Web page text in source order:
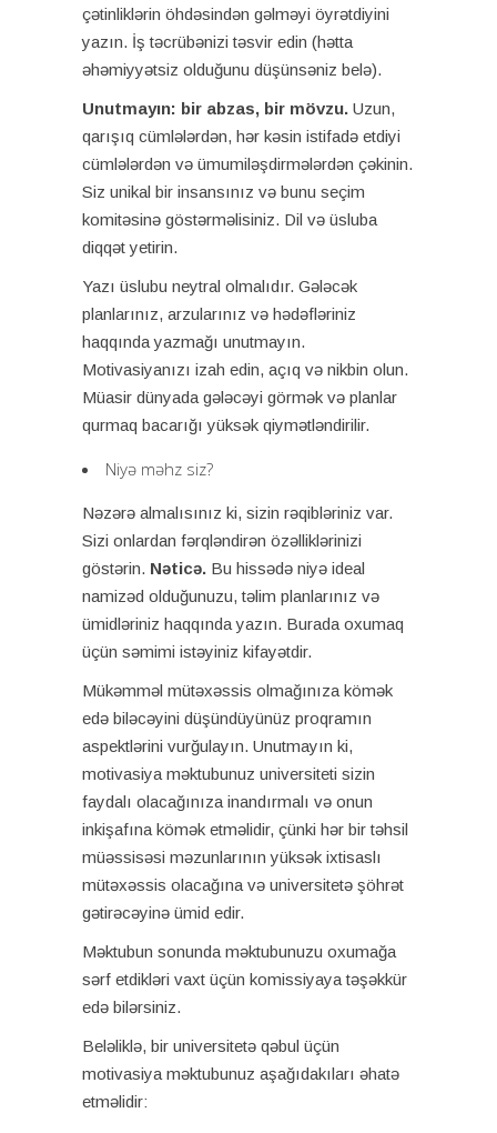
çətinliklərin öhdəsindən gəlməyi öyrətdiyini
yazın. İş təcrübənizi təsvir edin (hətta
əhəmiyyətsiz olduğunu düşünsəniz belə).
Unutmayın: bir abzas, bir mövzu. Uzun,
qarışıq cümlələrdən, hər kəsin istifadə etdiyi
cümlələrdən və ümumiləşdirmələrdən çəkinin.
Siz unikal bir insansınız və bunu seçim
komitəsinə göstərməlisiniz. Dil və üsluba
diqqət yetirin.
Yazı üslubu neytral olmalıdır. Gələcək
planlarınız, arzularınız və hədəfləriniz
haqqında yazmağı unutmayın.
Motivasiyanızı izah edin, açıq və nikbin olun.
Müasir dünyada gələcəyi görmək və planlar
qurmaq bacarığı yüksək qiymətləndirilir.
Niyə məhz siz?
Nəzərə almalısınız ki, sizin rəqibləriniz var.
Sizi onlardan fərqləndirən özəlliklərinizi
göstərin. Nəticə. Bu hissədə niyə ideal
namizəd olduğunuzu, təlim planlarınız və
ümidləriniz haqqında yazın. Burada oxumaq
üçün səmimi istəyiniz kifayətdir.
Mükəmməl mütəxəssis olmağınıza kömək
edə biləcəyini düşündüyünüz proqramın
aspektlərini vurğulayın. Unutmayın ki,
motivasiya məktubunuz universiteti sizin
faydalı olacağınıza inandırmalı və onun
inkişafına kömək etməlidir, çünki hər bir təhsil
müəssisəsi məzunlarının yüksək ixtisaslı
mütəxəssis olacağına və universitetə ​​şöhrət
gətirəcəyinə ümid edir.
Məktubun sonunda məktubunuzu oxumağa
sərf etdikləri vaxt üçün komissiyaya təşəkkür
edə bilərsiniz.
Beləliklə, bir universitetə ​​qəbul üçün
motivasiya məktubunuz aşağıdakıları əhatə
etməlidir: